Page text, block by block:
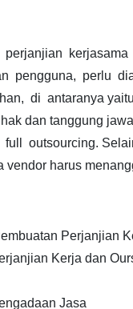
kerjasama
pengguna, perlu
di antaranya
dan tanggung
outsourcing.
vendor harus
Perjanjian
Kerja dan
Jasa